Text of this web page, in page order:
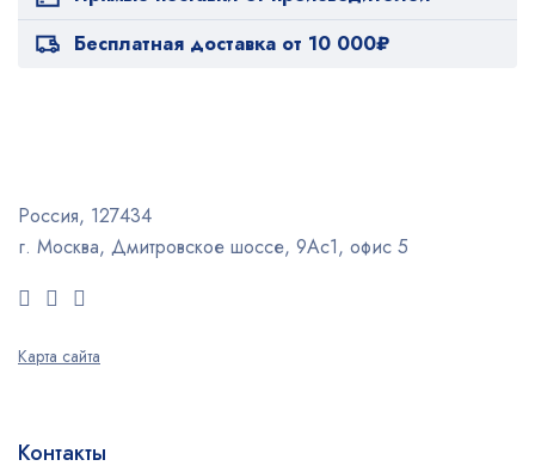
Бесплатная доставка от 10 000₽
Россия, 127434
г. Москва, Дмитровское шоссе, 9Ас1, офис 5
Карта сайта
Контакты